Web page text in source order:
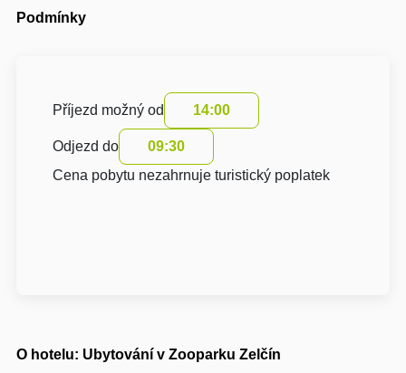
Podmínky
Příjezd možný od 14:00
Odjezd do
09:30
Cena pobytu nezahrnuje turistický poplatek
O hotelu: Ubytování v Zooparku Zelčín